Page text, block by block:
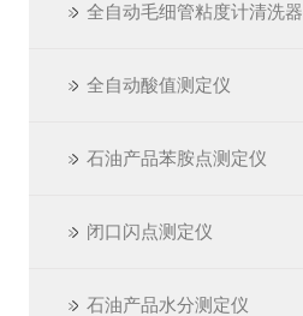
全自动毛细管粘度计清洗器
全自动酸值测定仪
石油产品苯胺点测定仪
闭口闪点测定仪
石油产品水分测定仪